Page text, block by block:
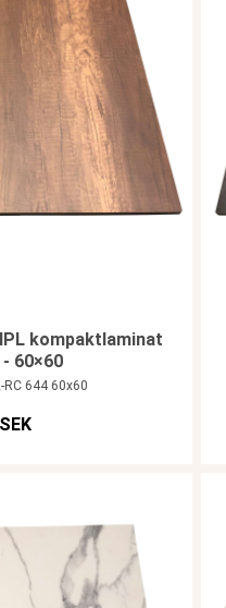
kompaktlaminat
60×60
644 60x60